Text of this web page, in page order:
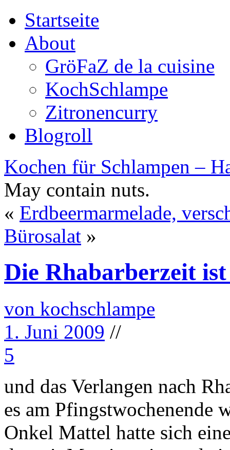
Startseite
About
GröFaZ de la cuisine
KochSchlampe
Zitronencurry
Blogroll
Kochen für Schlampen –
May contain nuts.
« Erdbeermarmelade,
Bürosalat »
Die Rhabarberzeit
von kochschlampe
1. Juni 2009 //
5
und das Verlangen nach
es am Pfingstwochenende
Onkel Mattel hatte sich